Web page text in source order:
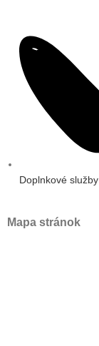
Doplnkové služby
Mapa stránok